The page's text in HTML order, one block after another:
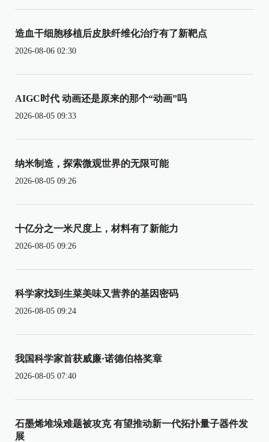
造血干细胞移植后皮肤纤维化治疗有了新靶点
2026-08-06 02:30
AIGC时代 动画还是原来的那个“动画”吗
2026-08-05 09:33
纳米制造，探索微观世界的无限可能
2026-08-05 09:26
十亿分之一米尺度上，材料有了新能力
2026-08-05 09:26
科学家找到生菜美味又营养的基因密码
2026-08-05 09:24
我国科学家首获威廉·诺德伯格奖章
2026-08-05 07:40
石墨烯堆垛难题被攻克 有望推动新一代拓扑量子器件发
展